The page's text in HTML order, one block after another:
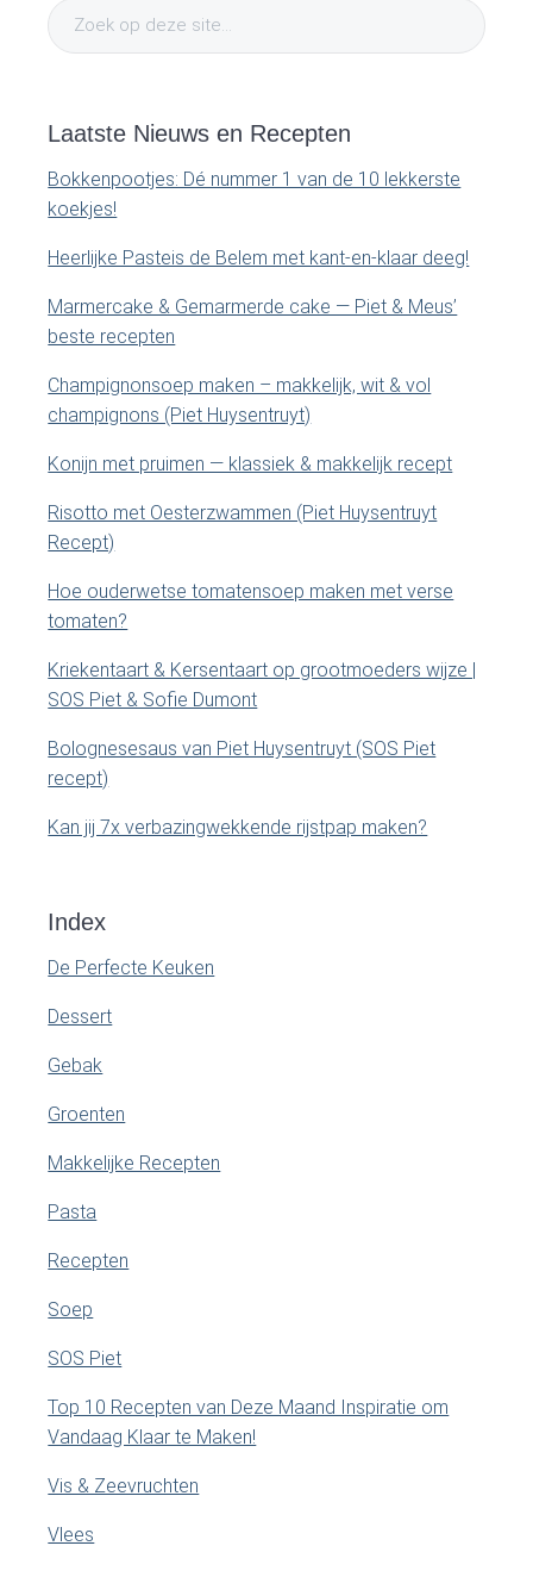
a
y
S
d
e
b
a
Z
o
o
d
e
z
s
i
e
.
.
Laatste Nieuws en Recepten
Bokkenpootjes: Dé nummer 1 van de 10 lekkerste
koekjes!
Heerlijke Pasteis de Belem met kant-en-klaar deeg!
Marmercake & Gemarmerde cake — Piet & Meus’
beste recepten
Champignonsoep maken – makkelijk, wit & vol
champignons (Piet Huysentruyt)
Konijn met pruimen — klassiek & makkelijk recept
Risotto met Oesterzwammen (Piet Huysentruyt
Recept)
Hoe ouderwetse tomatensoep maken met verse
tomaten?
Kriekentaart & Kersentaart op grootmoeders wijze |
SOS Piet & Sofie Dumont
Bolognesesaus van Piet Huysentruyt (SOS Piet
recept)
Kan jij 7x verbazingwekkende rijstpap maken?
Index
De Perfecte Keuken
Dessert
Gebak
Groenten
Makkelijke Recepten
Pasta
Recepten
Soep
SOS Piet
Top 10 Recepten van Deze Maand Inspiratie om
Vandaag Klaar te Maken!
Vis & Zeevruchten
Vlees